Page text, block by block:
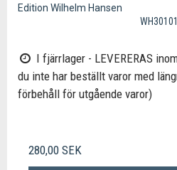
Edition Wilhelm Hansen
WH30101
I fjärrlager - LEVERERAS
du inte har beställt varor med
förbehåll för utgående varor)
280,00 SEK